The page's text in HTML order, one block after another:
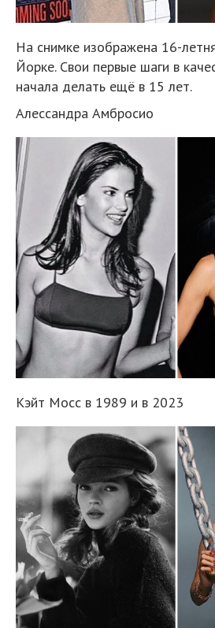
На снимке изображена 16-
Йорке. Свои первые шаги в
начала делать ещё в 15 лет.
Алессандра Амбросио
Кэйт Мосс в 1989 и в 2023